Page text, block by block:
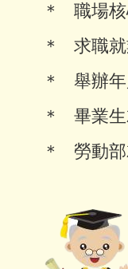
＊ 職場核
＊ 求職就
＊ 舉辦年
＊ 畢業生
＊ 勞動部